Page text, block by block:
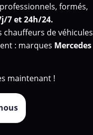
formés,
7 et 24h/24.
de véhicules
: marques Mercedes
maintenant !